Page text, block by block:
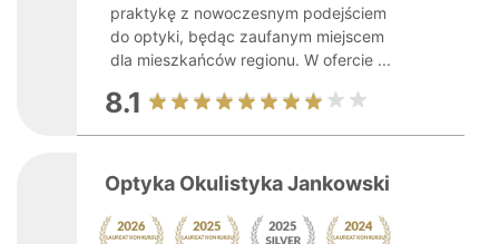
praktykę z nowoczesnym podejściem
do optyki, będąc zaufanym miejscem
dla mieszkańców regionu. W ofercie ...
8.1
Optyka Okulistyka Jankowski